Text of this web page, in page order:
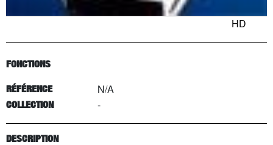
HD
FONCTIONS
RÉFÉRENCE N/A
COLLECTION -
DESCRIPTION